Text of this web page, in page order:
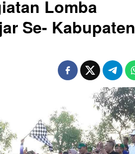
Lomba
Se- Kabupaten